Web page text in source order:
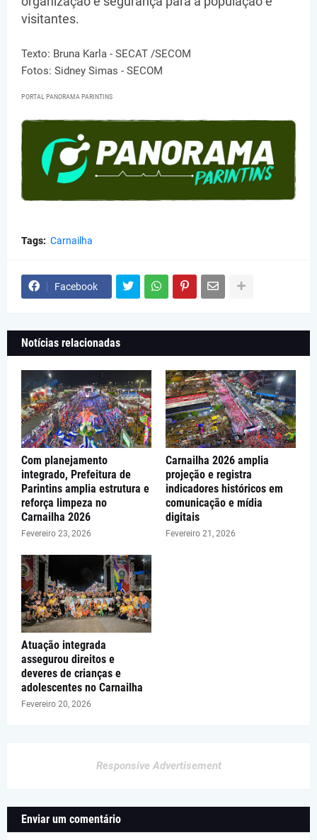
visitantes.
Texto: Bruna Karla - SECAT /SECOM
Fotos: Sidney Simas - SECOM
PORTAL PANORAMA PARINTINS
Tags: Carnailha
Facebook
Notícias relacionadas
Com planejamento
integrado, Prefeitura de
Parintins amplia estrutura e
reforça limpeza no
Carnailha 2026
Fevereiro 23, 2026
Carnailha 2026 amplia
projeção e registra
indicadores históricos em
comunicação e mídia
digitais
Fevereiro 21, 2026
Atuação integrada
assegurou direitos e
deveres de crianças e
adolescentes no Carnailha
Fevereiro 20, 2026
Responsive Advertisement
Enviar um comentário